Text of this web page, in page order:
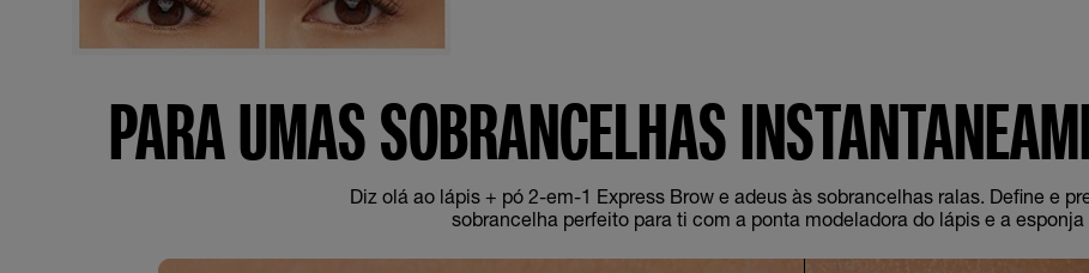
PARA UMAS SOBRANCELHAS
Diz olá ao lápis + pó 2-em-1 Express Brow e adeus às sobrancelhas ralas. Define e
sobrancelha perfeito para ti com a ponta modeladora do lápis e a esponja